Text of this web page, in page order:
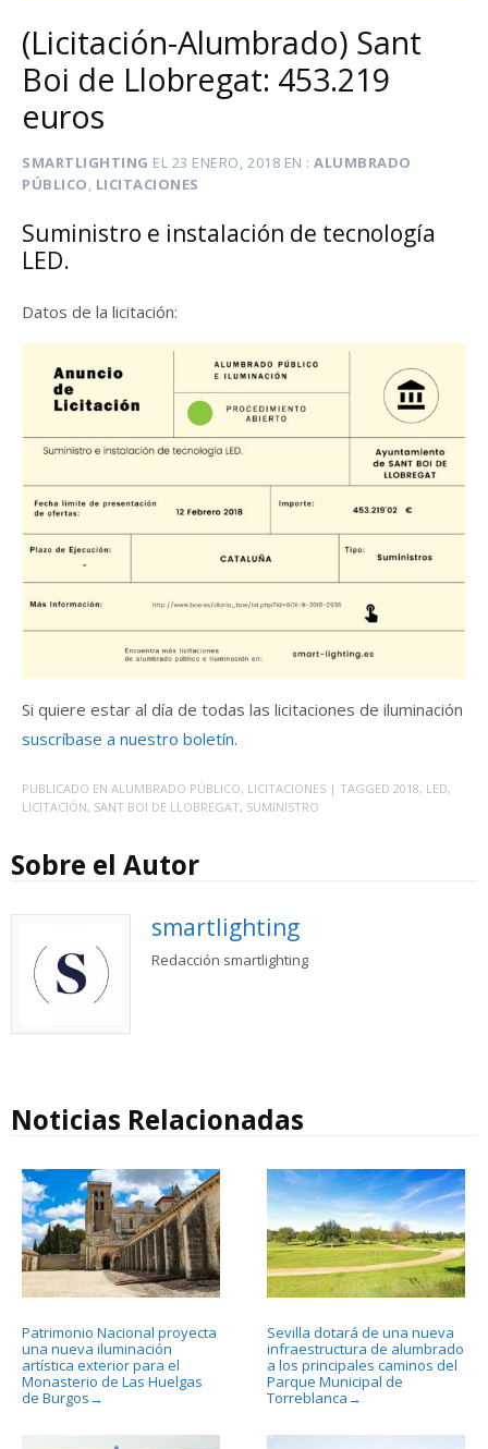
(Licitación-Alumbrado) Sant
Boi de Llobregat: 453.219
euros
SMARTLIGHTING EL 23 ENERO, 2018 EN
ALUMBRADO
PÚBLICO, LICITACIONES
Suministro e instalación de tecnología
LED.
Datos de la licitación:
Si quiere estar al día de todas las licitaciones de iluminación
suscríbase a nuestro boletín.
PUBLICADO EN ALUMBRADO PÚBLICO, LICITACIONES | TAGGED 2018, LED,
LICITACIÓN, SANT BOI DE LLOBREGAT, SUMINISTRO
Sobre el Autor
smartlighting
Redacción smartlighting
Noticias Relacionadas
Patrimonio Nacional proyecta
una nueva iluminación
artística exterior para el
Monasterio de Las Huelgas
de Burgos →
Sevilla dotará de una nueva
infraestructura de alumbrado
a los principales caminos del
Parque Municipal de
Torreblanca →